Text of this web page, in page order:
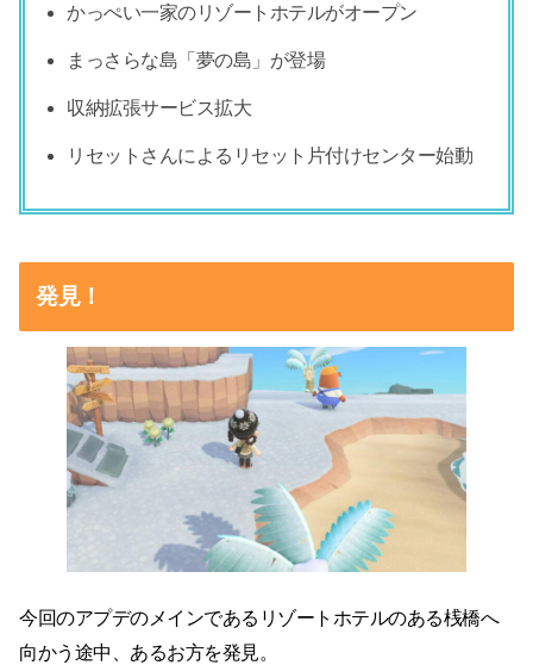
かっぺい一家のリゾートホテルがオープン
まっさらな島「夢の島」が登場
収納拡張サービス拡大
リセットさんによるリセット片付けセンター始動
発見！
今回のアプデのメインであるリゾートホテルのある桟橋へ
向かう途中、あるお方を発見。